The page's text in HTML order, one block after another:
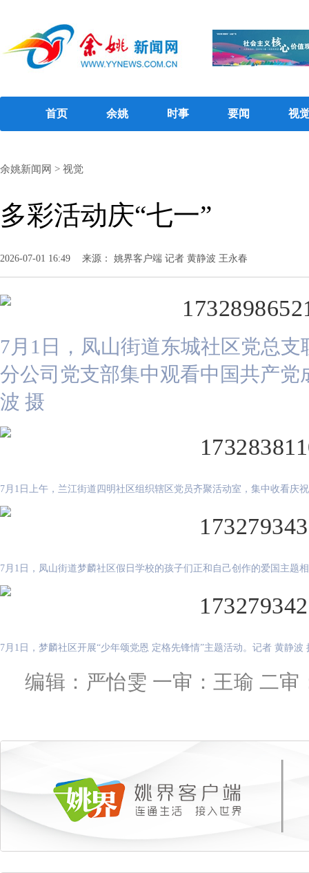
首页 余姚 时事 要闻 视
余姚新闻网 > 视觉
多彩活动庆“七一”
2026-07-01 16:49 来源： 姚界客户端 记者 黄静波 王永春
7月1日，凤山街道东城社区党总
分公司党支部集中观看中国共产党
波 摄
7月1日上午，兰江街道四明社区组织辖区党员齐聚活动室，集中收看庆
7月1日，凤山街道梦麟社区假日学校的孩子们正和自己创作的爱国主题
7月1日，梦麟社区开展“少年颂党恩 定格先锋情”主题活动。记者 黄静波
编辑：严怡雯 一审：王瑜 二审